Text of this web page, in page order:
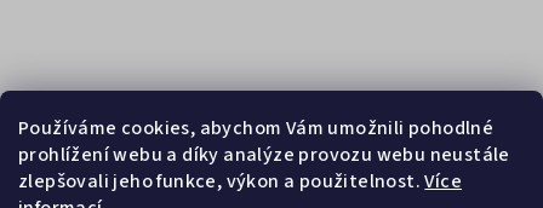
Používáme cookies, abychom Vám umožnili pohodlné
prohlížení webu a díky analýze provozu webu neustále
zlepšovali jeho funkce, výkon a použitelnost.Více